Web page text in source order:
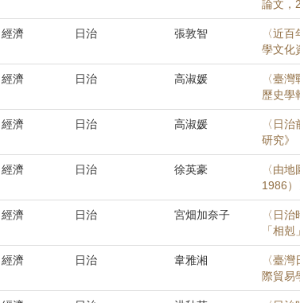
論文，
經濟 日治 張敦智
〈近
學文化
經濟 日治 高淑媛
〈臺
歷史學
經濟 日治 高淑媛
〈日
研究》
經濟 日治 徐英豪
〈由
1986
經濟 日治 宮畑加奈子
〈日
「相
經濟 日治 韋雅湘
〈臺
際貿易